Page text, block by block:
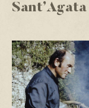
Sant’Agata